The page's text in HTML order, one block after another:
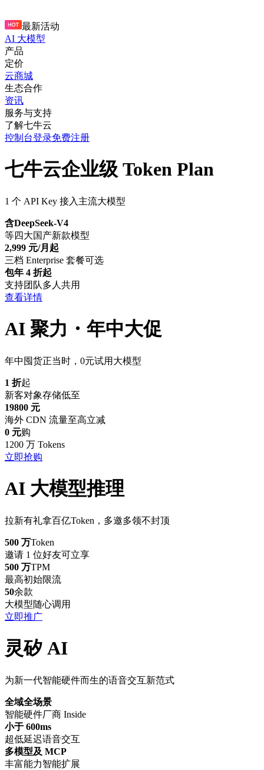
最新活动
AI 大模型
产品
定价
云商城
生态合作
资讯
服务与支持
了解七牛云
控制台登录免费注册
七牛云企业级 Token Plan
1 个 API Key 接入主流大模型
含DeepSeek-V4
等四大国产新款模型
2,999 元/月起
三档 Enterprise 套餐可选
包年 4 折起
支持团队多人共用
查看详情
AI 聚力・年中大促
年中囤货正当时，0元试用大模型
1 折起
新客对象存储低至
19800 元
海外 CDN 流量至高立减
0 元购
1200 万 Tokens
立即抢购
AI 大模型推理
拉新有礼拿百亿Token，多邀多领不封顶
500 万Token
邀请 1 位好友可立享
500 万TPM
最高初始限流
50余款
大模型随心调用
立即推广
灵矽 AI
为新一代智能硬件而生的语音交互新范式
全域全场景
智能硬件厂商 Inside
小于 600ms
超低延迟语音交互
多模型及 MCP
丰富能力智能扩展